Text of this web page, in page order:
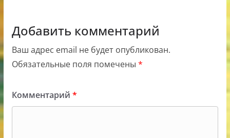
Добавить комментарий
Ваш адрес email не будет опубликован.
Обязательные поля помечены *
Комментарий *